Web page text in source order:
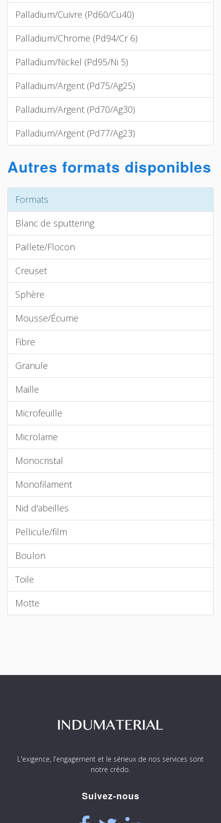
Palladium/Cuivre (Pd60/Cu40)
Palladium/Chrome (Pd94/Cr 6)
Palladium/Nickel (Pd95/Ni 5)
Palladium/Argent (Pd75/Ag25)
Palladium/Argent (Pd70/Ag30)
Palladium/Argent (Pd77/Ag23)
Autres formats disponibles
Formats
Blanc de sputtering
Paillete/Flocon
Creuset
Sphère
Mousse/Écume
Fibre
Granule
Maille
Microfeuille
Microlame
Monocristal
Monofilament
Nid d'abeilles
Pellicule/film
Boulon
Toile
Motte
L'exigence, l'engagement et le sérieux de nos services sont
notre crédo.
Suivez-nous